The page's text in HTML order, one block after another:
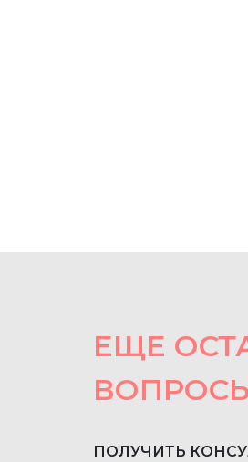
ЕЩЕ
ПОЛУЧИТЬ